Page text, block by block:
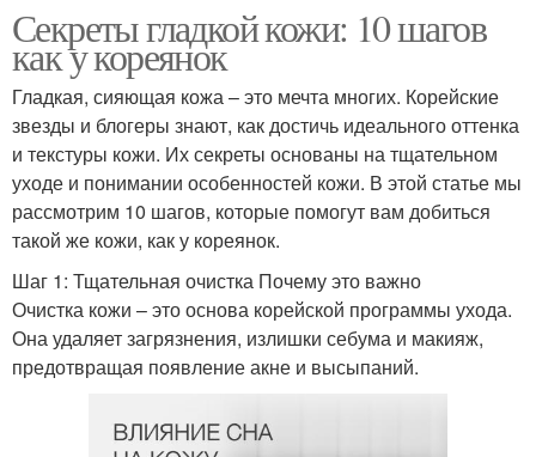
Секреты гладкой кожи: 10 шагов
как у кореянок
Гладкая, сияющая кожа – это мечта многих. Корейские
звезды и блогеры знают, как достичь идеального оттенка
и текстуры кожи. Их секреты основаны на тщательном
уходе и понимании особенностей кожи. В этой статье мы
рассмотрим 10 шагов, которые помогут вам добиться
такой же кожи, как у кореянок.
Шаг 1: Тщательная очистка Почему это важно
Очистка кожи – это основа корейской программы ухода.
Она удаляет загрязнения, излишки себума и макияж,
предотвращая появление акне и высыпаний.